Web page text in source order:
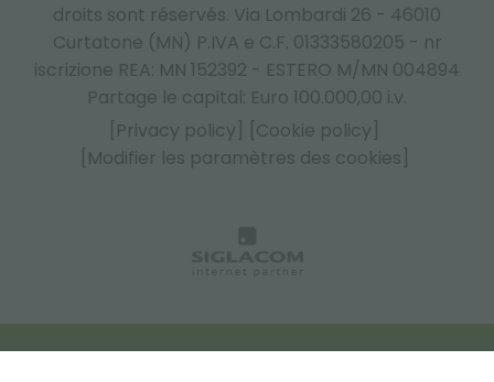
droits sont réservés. Via Lombardi 26 - 46010
Curtatone (MN) P.IVA e C.F. 01333580205 - nr
iscrizione REA: MN 152392 - ESTERO M/MN 004894
Partage le capital: Euro 100.000,00 i.v.
[Privacy policy]
[Cookie policy]
[Modifier les paramètres des cookies]